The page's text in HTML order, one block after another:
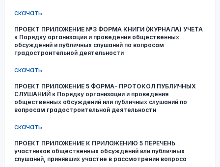
скачать
ПРОЕКТ ПРИЛОЖЕНИЕ №3 ФОРМА КНИГИ (ЖУРНАЛА) УЧЕТА
к Порядку организации и проведения общественных
обсуждений и публичных слушаний по вопросам
градостроительной деятельности
скачать
ПРОЕКТ ПРИЛОЖЕНИЕ 5 ФОРМА- ПРОТОКОЛ ПУБЛИЧНЫХ
СЛУШАНИЙ к Порядку организации и проведения
общественных обсуждений или публичных слушаний по
вопросам градостроительной деятельности
скачать
ПРОЕКТ ПРИЛОЖЕНИЕ К ПРИЛОЖЕНИЮ 5 ПЕРЕЧЕНЬ
участников общественных обсуждений или публичных
слушаний, принявших участие в рассмотрении вопроса